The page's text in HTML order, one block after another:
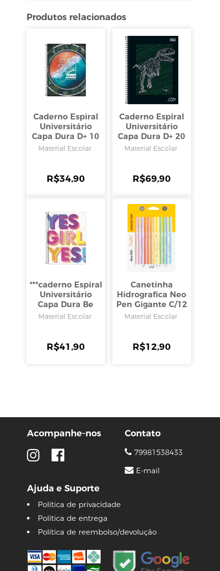
Produtos relacionados
Caderno Espiral
Universitário
Capa Dura D+ 10
Materias 200
Material Escolar
R$34,90
Caderno Espiral
Universitário
Capa Dura D+ 20
Matérias 400
Material Escolar
R$69,90
***caderno Espiral
Universitário
Capa Dura Be
Nice 10 Matérias
Material Escolar
R$41,90
Canetinha
Hidrografica Neo
Pen Gigante C/12
Cores Pasteis
Material Escolar
R$12,90
Acompanhe-nos
Ajuda e Suporte
Política de privacidade
Política de entrega
Política de reembolso/devolução
Contato
79981538433
E-mail